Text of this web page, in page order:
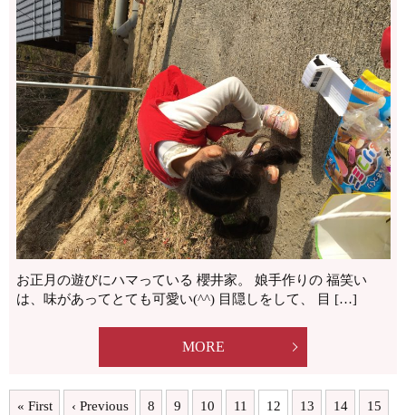
お正月の遊びにハマっている 櫻井家。 娘手作りの 福笑い
は、味があってとても可愛い(^^) 目隠しをして、 目 […]
MORE
« First ‹ Previous 8 9 10 11 12 13 14 15